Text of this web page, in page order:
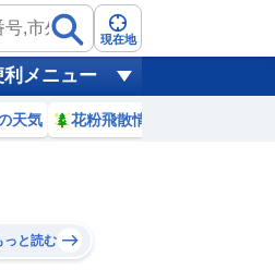
現在地
利メニュー
天気 花粉飛散情報
っと読む